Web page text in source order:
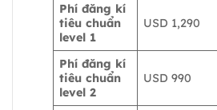
Phí đăng kí
tiêu chuẩn
level 1
USD 1,290
Phí đăng kí
tiêu chuẩn
level 2
USD 990